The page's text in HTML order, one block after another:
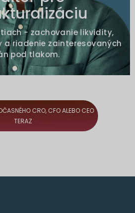
- zachovanie likvidity,
a riadenie zainteresovaných
pod tlakom.
strán a
naliehavé vymáhanie
CRO, CFO ALEBO CEO
TERAZ